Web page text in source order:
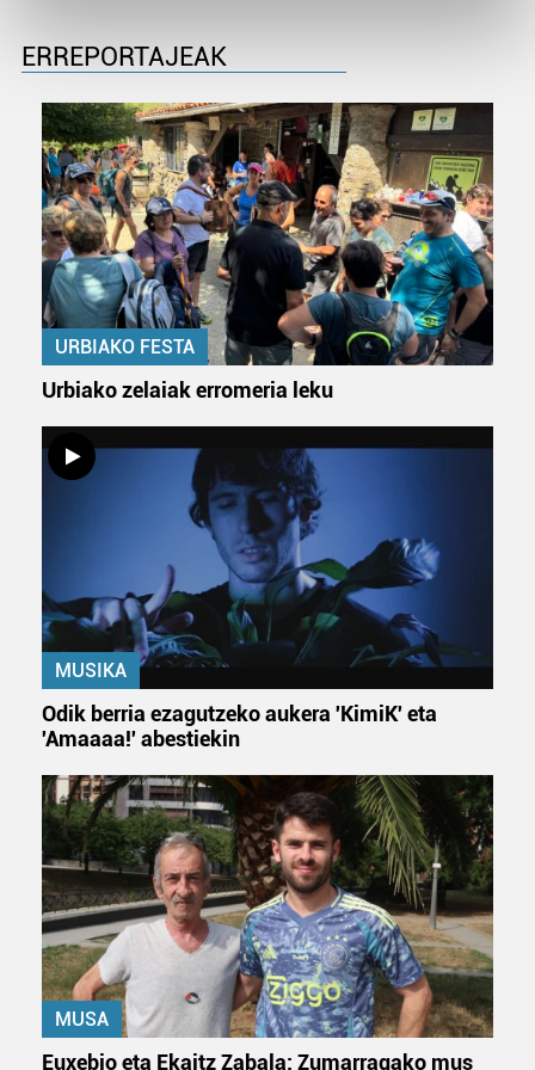
prozesatzen ditugu, zure IP zenbakia, besteak beste,
teknologia erabiliz, cookieak adibidez, iragarki eta eduki
pertsonalizatuak eskaintzeko, iragarkiak eta edukia
neurtzeko, jendeari buruzko informazioa biltzeko eta
produktuak garatzeko. Zure datuak nork eta zertarako
erabiltzen dituen hauta dezakezu.
Bazkide batzuek ez dizute baimenik eskatzen, eta beren
interes komertzial legitimoetan babesten dira. Ikusi gure
bazkideen zerrenda, beren ustez zein helburutarako
Lortu zure datu pertsonalak prozesatzeko moduari
buruzko informazio gehiago eta ezarri zure lehentasunak
datuen atalean. Edozein unetan alda edo ken dezakezu
zure baimena Cookieen adierazpenean.
Webgune honek cookie propioak eta hirugarrenen cookie-
fitxategiak erabiltzen ditu. Zure esperientzia eta
zerbitzuak hobetzeko asmoz, cookie teknologiaz
baliatzen gara. Ohar hau onartuz gero, teknologia hori
erabiltzeko baimen esplizitua ematen diguzu.
irakurri
ERREPORTAJEAK
URBIAKO FESTA
Urbiako zelaiak erromeria leku
MUSIKA
Odik berria ezagutzeko aukera 'KimiK' eta
'Amaaaa!' abestiekin
MUSA
Euxebio eta Ekaitz Zabala: Zumarragako mus